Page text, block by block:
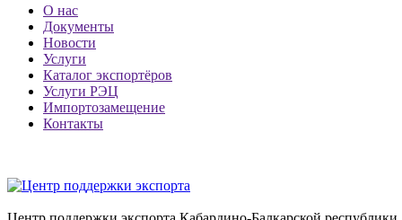
О нас
Документы
Новости
Услуги
Каталог экспортёров
Услуги РЭЦ
Импортозамещение
Контакты